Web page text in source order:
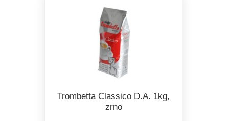
Trombetta Classico D.A. 1kg,
zrno